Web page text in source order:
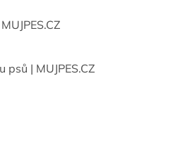
k
ý | MUJPES.CZ